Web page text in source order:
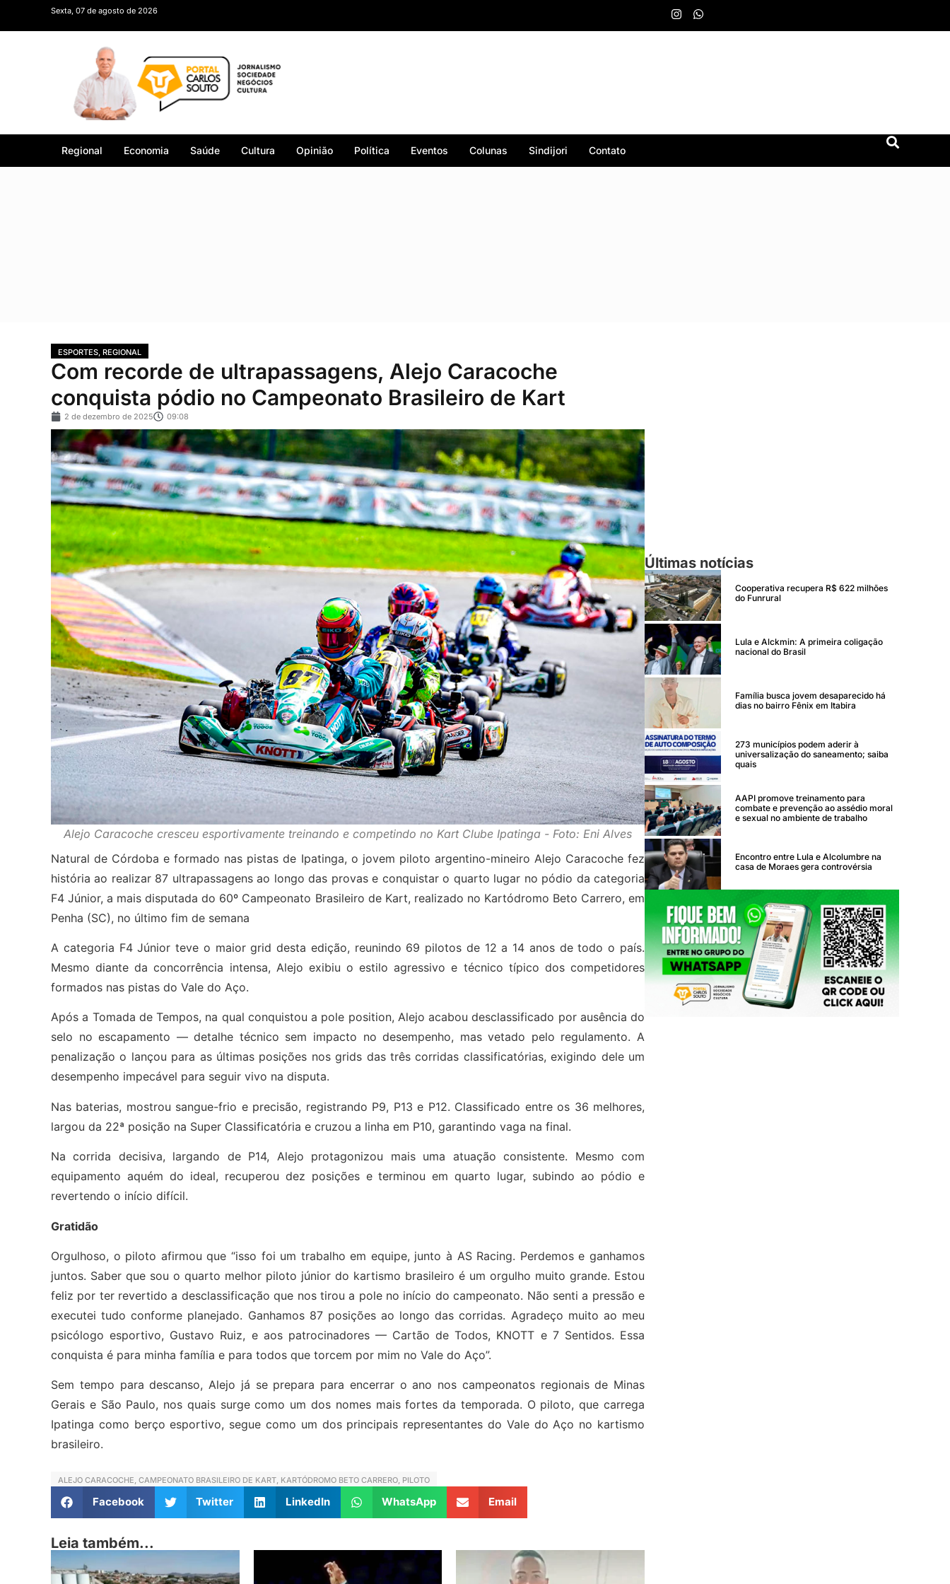
Sexta, 07 de agosto de 2026
Regional Economia Saúde Cultura Opinião Política Eventos Colunas Sindijori Contato
ESPORTES, REGIONAL
Com recorde de ultrapassagens, Alejo Caracoche
conquista pódio no Campeonato Brasileiro de Kart
2 de dezembro de 2025 09:08
Alejo Caracoche cresceu esportivamente treinando e competindo no Kart Clube Ipatinga - Foto: Eni Alves
Natural de Córdoba e formado nas pistas de Ipatinga, o jovem piloto argentino-mineiro Alejo Caracoche fez
história ao realizar 87 ultrapassagens ao longo das provas e conquistar o quarto lugar no pódio da categoria
F4 Júnior, a mais disputada do 60º Campeonato Brasileiro de Kart, realizado no Kartódromo Beto Carrero, em
Penha (SC), no último fim de semana
A categoria F4 Júnior teve o maior grid desta edição, reunindo 69 pilotos de 12 a 14 anos de todo o país.
Mesmo diante da concorrência intensa, Alejo exibiu o estilo agressivo e técnico típico dos competidores
formados nas pistas do Vale do Aço.
Após a Tomada de Tempos, na qual conquistou a pole position, Alejo acabou desclassificado por ausência do
selo no escapamento — detalhe técnico sem impacto no desempenho, mas vetado pelo regulamento. A
penalização o lançou para as últimas posições nos grids das três corridas classificatórias, exigindo dele um
desempenho impecável para seguir vivo na disputa.
Nas baterias, mostrou sangue-frio e precisão, registrando P9, P13 e P12. Classificado entre os 36 melhores,
largou da 22ª posição na Super Classificatória e cruzou a linha em P10, garantindo vaga na final.
Na corrida decisiva, largando de P14, Alejo protagonizou mais uma atuação consistente. Mesmo com
equipamento aquém do ideal, recuperou dez posições e terminou em quarto lugar, subindo ao pódio e
revertendo o início difícil.
Gratidão
Orgulhoso, o piloto afirmou que “isso foi um trabalho em equipe, junto à AS Racing. Perdemos e ganhamos
juntos. Saber que sou o quarto melhor piloto júnior do kartismo brasileiro é um orgulho muito grande. Estou
feliz por ter revertido a desclassificação que nos tirou a pole no início do campeonato. Não senti a pressão e
executei tudo conforme planejado. Ganhamos 87 posições ao longo das corridas. Agradeço muito ao meu
psicólogo esportivo, Gustavo Ruiz, e aos patrocinadores — Cartão de Todos, KNOTT e 7 Sentidos. Essa
conquista é para minha família e para todos que torcem por mim no Vale do Aço”.
Sem tempo para descanso, Alejo já se prepara para encerrar o ano nos campeonatos regionais de Minas
Gerais e São Paulo, nos quais surge como um dos nomes mais fortes da temporada. O piloto, que carrega
Ipatinga como berço esportivo, segue como um dos principais representantes do Vale do Aço no kartismo
brasileiro.
ALEJO CARACOCHE, CAMPEONATO BRASILEIRO DE KART, KARTÓDROMO BETO CARRERO, PILOTO
Facebook Twitter LinkedIn WhatsApp Email
Leia também...
Últimas notícias
Cooperativa recupera R$ 622 milhões
do Funrural
Lula e Alckmin: A primeira coligação
nacional do Brasil
Família busca jovem desaparecido há
dias no bairro Fênix em Itabira
273 municípios podem aderir à
universalização do saneamento; saiba
quais
AAPI promove treinamento para
combate e prevenção ao assédio moral
e sexual no ambiente de trabalho
Encontro entre Lula e Alcolumbre na
casa de Moraes gera controvérsia